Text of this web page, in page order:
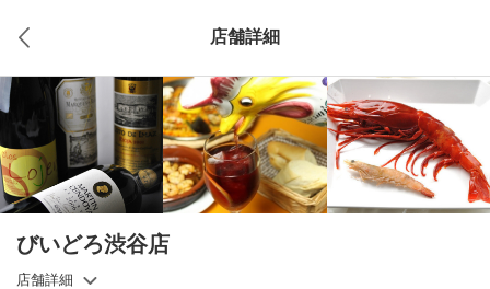
店舗詳細
びいどろ渋谷店
店舗詳細